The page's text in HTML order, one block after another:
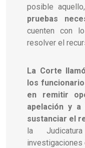
posible aquello,
pruebas
cuenten con
resolver el
La Corte
los
en remitir
apelación y
sustanciar el
la
investigaciones